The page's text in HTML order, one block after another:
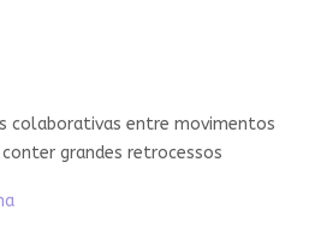
colaborativas entre movimentos
grandes retrocessos